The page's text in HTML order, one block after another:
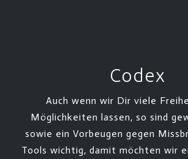
Codex
Auch wenn wir Dir viele
Möglichkeiten lassen, so sind
sowie ein Vorbeugen gegen
Tools wichtig, damit möchten wir